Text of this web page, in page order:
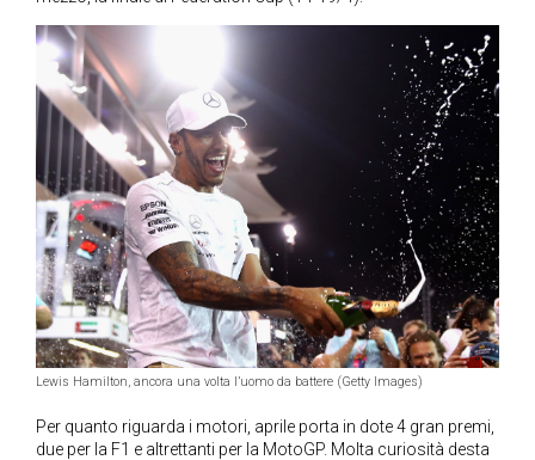
Lewis Hamilton, ancora una volta l’uomo da battere (Getty Images)
Per quanto riguarda i motori, aprile porta in dote 4 gran premi,
due per la F1 e altrettanti per la MotoGP. Molta curiosità desta